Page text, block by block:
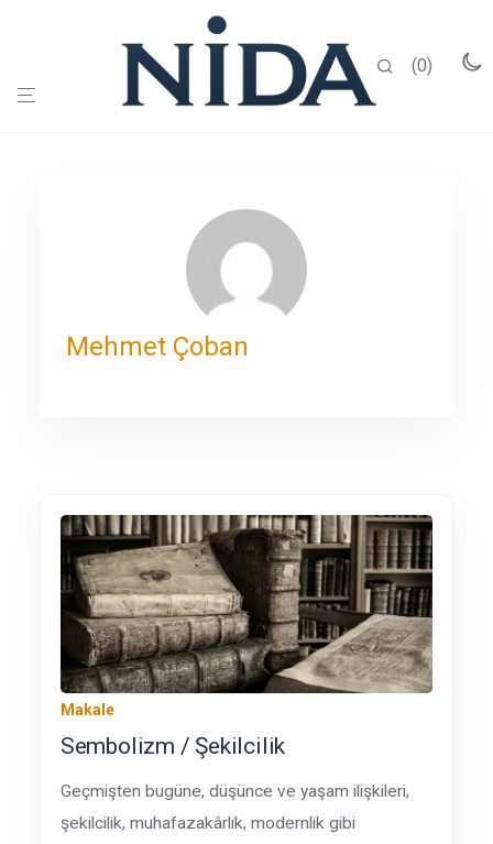
0
Mehmet Çoban
Makale
Sembolizm / Şekilcilik
Geçmişten bugüne, düşünce ve yaşam ilişkileri,
şekilcilik, muhafazakârlık, modernlik gibi